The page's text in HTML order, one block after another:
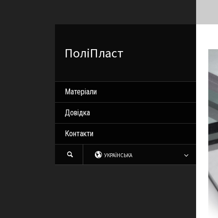
ПоліПласт
Матеріали
Довідка
Контакти
УКРАЇНСЬКА